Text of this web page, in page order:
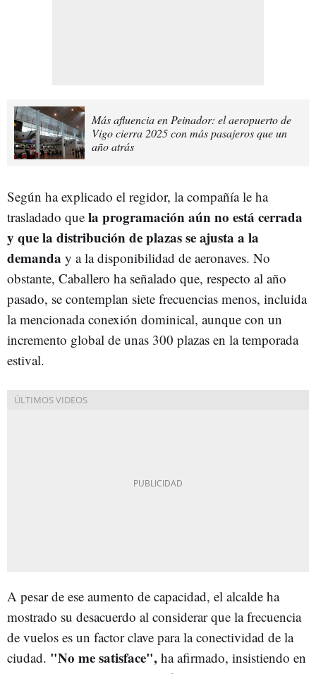
Más afluencia en Peinador: el aeropuerto de
Vigo cierra 2025 con más pasajeros que un
año atrás
Según ha explicado el regidor, la compañía le ha
trasladado que la programación aún no está cerrada
y que la distribución de plazas se ajusta a la
demanda y a la disponibilidad de aeronaves. No
obstante, Caballero ha señalado que, respecto al año
pasado, se contemplan siete frecuencias menos, incluida
la mencionada conexión dominical, aunque con un
incremento global de unas 300 plazas en la temporada
estival.
A pesar de ese aumento de capacidad, el alcalde ha
mostrado su desacuerdo al considerar que la frecuencia
de vuelos es un factor clave para la conectividad de la
ciudad. "No me satisface", ha afirmado, insistiendo en